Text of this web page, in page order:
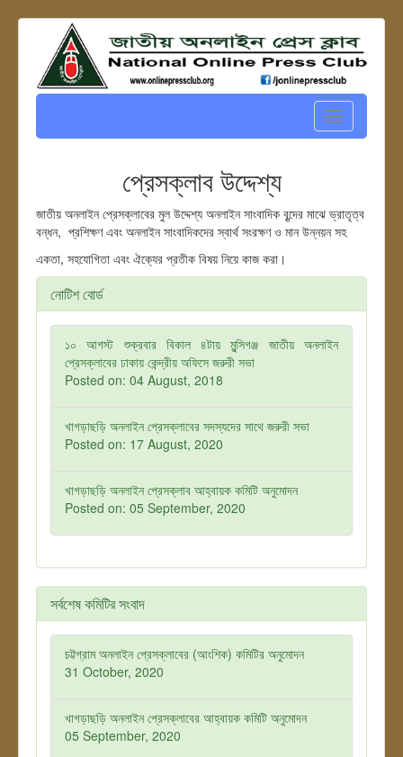
Toggle
navigation
প্রেসক্লাব উদ্দেশ্য
জাতীয় অনলাইন প্রেসক্লাবের মুল উদ্দেশ্য অনলাইন সাংবাদিক বৃন্দের মাঝেভ্রাতৃত্ব
বন্ধন, প্রশিক্ষণ এবং অনলাইন সাংবাদিকদের স্বার্থ সংরক্ষণ ও মান উন্নয়ন সহ
একতা, সহযোগিতা এবং ঐক্যের প্রতীক বিষয় নিয়ে কাজ করা।
নোটিশ বোর্ড
১০ আগস্ট শুক্রবার বিকাল ৪টায় মুন্সিগঞ্জ জাতীয় অনলাইন
প্রেসক্লাবের ঢাকায় কেন্দ্রীয় অফিসে জরুরী সভা
Posted on: 04 August, 2018
খাগড়াছড়ি অনলাইন প্রেসক্লাবের সদস্যদের সাথে জরুরী সভা
Posted on: 17 August, 2020
খাগড়াছড়ি অনলাইন প্রেসক্লাব আহ্বায়ক কমিটি অনুমোদন
Posted on: 05 September, 2020
সর্বশেষ কমিটির সংবাদ
চট্টগ্রাম অনলাইন প্রেসক্লাবের (আংশিক) কমিটির অনুমোদন
31 October, 2020
খাগড়াছড়ি অনলাইন প্রেসক্লাবের আহ্বায়ক কমিটি অনুমোদন
05 September, 2020